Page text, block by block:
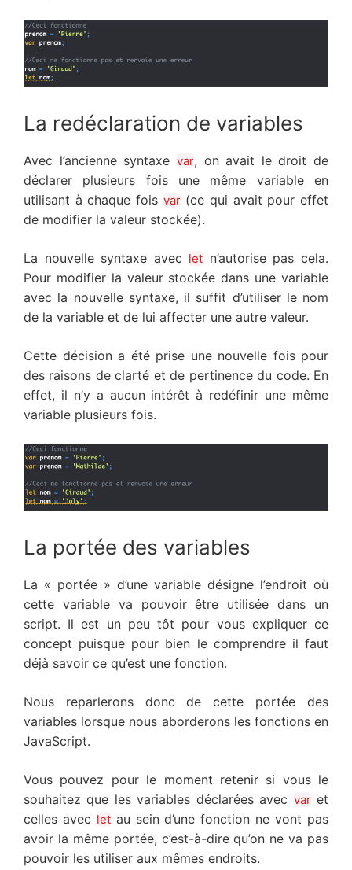
La redéclaration de variables
Avec l’ancienne syntaxe var, on avait le droit de
déclarer plusieurs fois une même variable en
utilisant à chaque fois var(ce qui avait pour effet
de modifier la valeur stockée).
La nouvelle syntaxe avec let n’autorise pas cela.
Pour modifier la valeur stockée dans une variable
avec la nouvelle syntaxe, il suffit d’utiliser le nom
de la variable et de lui affecter une autre valeur.
Cette décision a été prise une nouvelle fois pour
des raisons de clarté et de pertinence du code. En
effet, il n’y a aucun intérêt à redéfinir une même
variable plusieurs fois.
La portée des variables
La « portée » d’une variable désigne l’endroit où
cette variable va pouvoir être utilisée dans un
script. Il est un peu tôt pour vous expliquer ce
concept puisque pour bien le comprendre il faut
déjà savoir ce qu’est une fonction.
Nous reparlerons donc de cette portée des
variables lorsque nous aborderons les fonctions en
JavaScript.
Vous pouvez pour le moment retenir si vous le
souhaitez que les variables déclarées avec varet
celles avec letau sein d’une fonction ne vont pas
avoir la même portée, c’est-à-dire qu’on ne va pas
pouvoir les utiliser aux mêmes endroits.